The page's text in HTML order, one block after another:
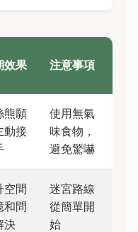
效果 注意事項
熊願
動接
使用無氣
味食物，
避免驚嚇
空間
和問
決
迷宮路線
從簡單開
始